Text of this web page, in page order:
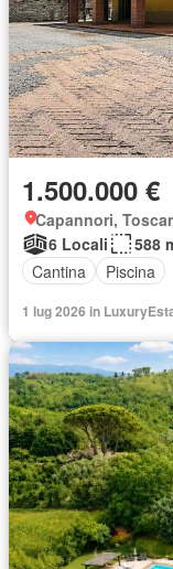
1.500.000 €
Capannori,
6 Locali
588
Cantina
Piscina
1 lug 2026 in